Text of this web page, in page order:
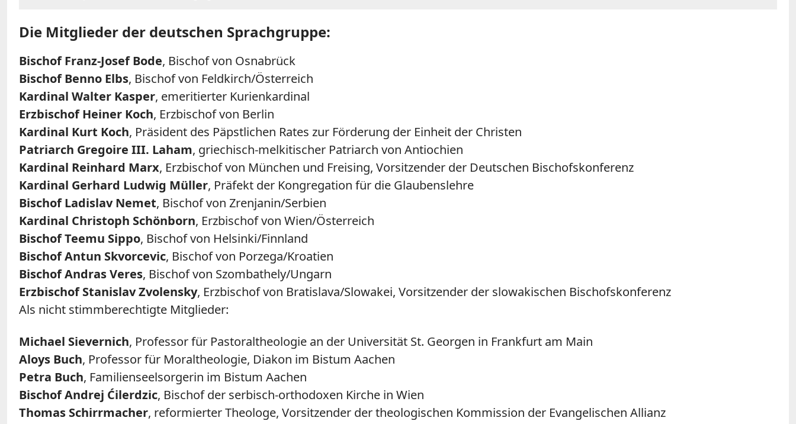
Die Mitglieder der deutschen Sprachgruppe:
Bischof Franz-Josef Bode, Bischof von Osnabrück
Bischof Benno Elbs, Bischof von Feldkirch/Österreich
Kardinal Walter Kasper, emeritierter Kurienkardinal
Erzbischof Heiner Koch, Erzbischof von Berlin
Kardinal Kurt Koch, Präsident des Päpstlichen Rates zur Förderung der Einheit der Christen
Patriarch Gregoire III. Laham, griechisch-melkitischer Patriarch von Antiochien
Kardinal Reinhard Marx, Erzbischof von München und Freising, Vorsitzender der Deutschen Bischofskonferenz
Kardinal Gerhard Ludwig Müller, Präfekt der Kongregation für die Glaubenslehre
Bischof Ladislav Nemet, Bischof von Zrenjanin/Serbien
Kardinal Christoph Schönborn, Erzbischof von Wien/Österreich
Bischof Teemu Sippo, Bischof von Helsinki/Finnland
Bischof Antun Skvorcevic, Bischof von Porzega/Kroatien
Bischof Andras Veres, Bischof von Szombathely/Ungarn
Erzbischof Stanislav Zvolensky, Erzbischof von Bratislava/Slowakei, Vorsitzender der slowakischen Bischofskonferenz
Als nicht stimmberechtigte Mitglieder:
Michael Sievernich, Professor für Pastoraltheologie an der Universität St. Georgen in Frankfurt am Main
Aloys Buch, Professor für Moraltheologie, Diakon im Bistum Aachen
Petra Buch, Familienseelsorgerin im Bistum Aachen
Bischof Andrej Ćilerdzic, Bischof der serbisch-orthodoxen Kirche in Wien
Thomas Schirrmacher, reformierter Theologe, Vorsitzender der theologischen Kommission der Evangelischen Allianz